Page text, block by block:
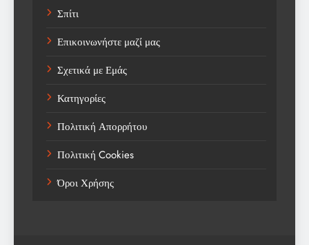
Technology
Trending
Weather
Αγορά
Αγορά Εργασίας
Αγροτικά Νέα
Αεροπορία
Σπίτι
Επικοινωνήστε μαζί μας
Σχετικά με Εμάς
Κατηγορίες
Πολιτική Απορρήτου
Πολιτική Cookies
Όροι Χρήσης